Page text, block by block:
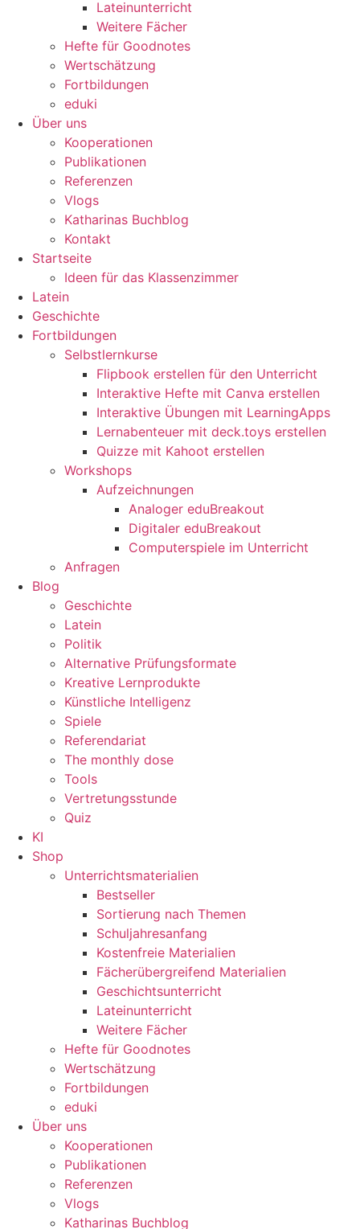
Lateinunterricht
Weitere Fächer
Hefte für Goodnotes
Wertschätzung
Fortbildungen
eduki
Über uns
Kooperationen
Publikationen
Referenzen
Vlogs
Katharinas Buchblog
Kontakt
Startseite
Ideen für das Klassenzimmer
Latein
Geschichte
Fortbildungen
Selbstlernkurse
Flipbook erstellen für den Unterricht
Interaktive Hefte mit Canva erstellen
Interaktive Übungen mit LearningApps
Lernabenteuer mit deck.toys erstellen
Quizze mit Kahoot erstellen
Workshops
Aufzeichnungen
Analoger eduBreakout
Digitaler eduBreakout
Computerspiele im Unterricht
Anfragen
Blog
Geschichte
Latein
Politik
Alternative Prüfungsformate
Kreative Lernprodukte
Künstliche Intelligenz
Spiele
Referendariat
The monthly dose
Tools
Vertretungsstunde
Quiz
KI
Shop
Unterrichtsmaterialien
Bestseller
Sortierung nach Themen
Schuljahresanfang
Kostenfreie Materialien
Fächerübergreifend Materialien
Geschichtsunterricht
Lateinunterricht
Weitere Fächer
Hefte für Goodnotes
Wertschätzung
Fortbildungen
eduki
Über uns
Kooperationen
Publikationen
Referenzen
Vlogs
Katharinas Buchblog